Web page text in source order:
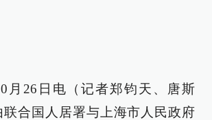
月26日电（记者郑钧天、唐斯
联合国人居署与上海市人民政府